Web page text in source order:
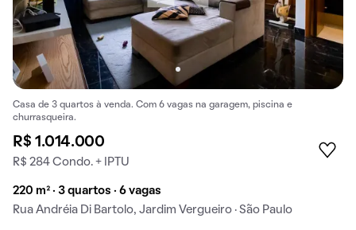
Casa de 3 quartos à venda. Com 6 vagas na garagem, piscina e
churrasqueira.
R$ 1.014.000
R$ 284 Condo. + IPTU
220 m² · 3 quartos · 6 vagas
Rua Andréia Di Bartolo, Jardim Vergueiro · São Paulo